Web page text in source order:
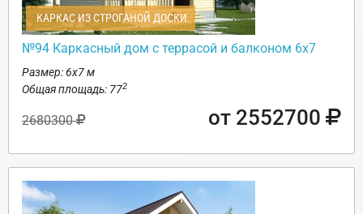
КАРКАС ИЗ СТРОГАНОЙ ДОСКИ
№94 Каркасный дом с террасой и балконом 6х7
Размер: 6х7 м
Общая площадь: 772
2680300 от 2552700